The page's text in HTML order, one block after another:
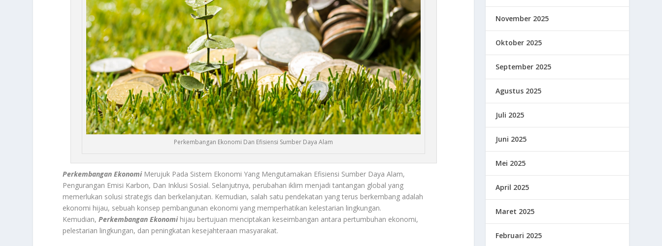
Perkembangan Ekonomi Dan Efisiensi Sumber Daya Alam
Perkembangan EkonomiMerujuk Pada Sistem Ekonomi Yang Mengutamakan Efisiensi Sumber Daya Alam,
Pengurangan Emisi Karbon, Dan Inklusi Sosial. Selanjutnya, perubahan iklim menjadi tantangan global yang
memerlukan solusi strategis dan berkelanjutan. Kemudian, salah satu pendekatan yang terus berkembang adalah
ekonomi hijau, sebuah konsep pembangunan ekonomi yang memperhatikan kelestarian lingkungan.
Kemudian,Perkembangan Ekonomihijau bertujuan menciptakan keseimbangan antara pertumbuhan ekonomi,
pelestarian lingkungan, dan peningkatan kesejahteraan masyarakat.
November 2025
Oktober 2025
September 2025
Agustus 2025
Juli 2025
Juni 2025
Mei 2025
April 2025
Maret 2025
Februari 2025